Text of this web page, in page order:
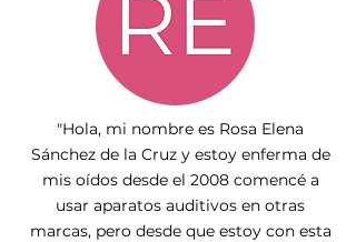
"Hola, mi nombre es Rosa Elena
Sánchez de la Cruz y estoy enferma de
mis oídos desde el 2008 comencé a
usar aparatos auditivos en otras
marcas, pero desde que estoy con esta